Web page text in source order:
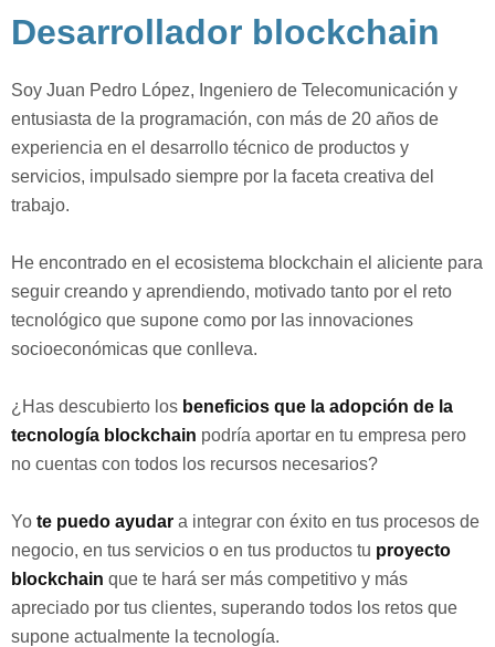
Desarrollador blockchain
Soy Juan Pedro López, Ingeniero de Telecomunicación y
entusiasta de la programación, con más de 20 años de
experiencia en el desarrollo técnico de productos y
servicios, impulsado siempre por la faceta creativa del
trabajo.
He encontrado en el ecosistema blockchain el aliciente para
seguir creando y aprendiendo, motivado tanto por el reto
tecnológico que supone como por las innovaciones
socioeconómicas que conlleva.⁣
¿Has descubierto los beneficios que la adopción de la
tecnología blockchain podría aportar en tu empresa pero
no cuentas con todos los recursos necesarios?⁣
Yo te puedo ayudar a integrar con éxito en tus procesos de
negocio, en tus servicios o en tus productos tu proyecto
blockchain que te hará ser más competitivo y más
apreciado por tus clientes, superando todos los retos que
supone actualmente la tecnología.